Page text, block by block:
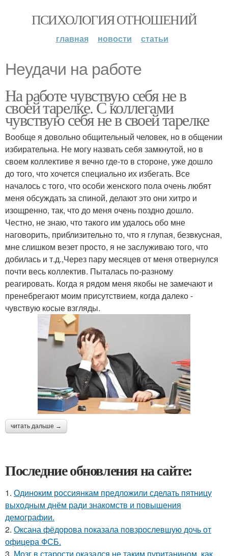
ПСИХОЛОГИЯ ОТНОШЕНИЙ
главная новости статьи
Неудачи на работе
На работе чувствую себя не в
своей тарелке. С коллегами
чувствую себя не в своей тарелке
Вообще я довольно общительный человек, но в общении
избирательна. Не могу назвать себя замкнутой, но в
своем коллективе я вечно где-то в стороне, уже дошло
до того, что хочется специально их избегать. Все
началось с того, что особи женского пола очень любят
меня обсуждать за спиной, делают это они хитро и
изощренно, так, что до меня очень поздно дошло.
Честно, не знаю, что такого им удалось обо мне
наговорить, приблизительно то, что я глупая, безвкусная,
мне слишком везет просто, я не заслуживаю того, что
добилась и т.д.,Через пару месяцев от меня отвернулся
почти весь коллектив. Пыталась по-разному
реагировать. Когда я рядом меня якобы не замечают и
пренебрегают моим присутствием, когда далеко -
чувствую косые взгляды.
читать дальше →
Последние обновления на сайте:
1. Одиноким россиянкам предложили сделать пятницу
выходным днём ради знакомств и повышения
демографии.
2. Оксана фёдорова показала повзрослевшую дочь от
офицера ФСБ.